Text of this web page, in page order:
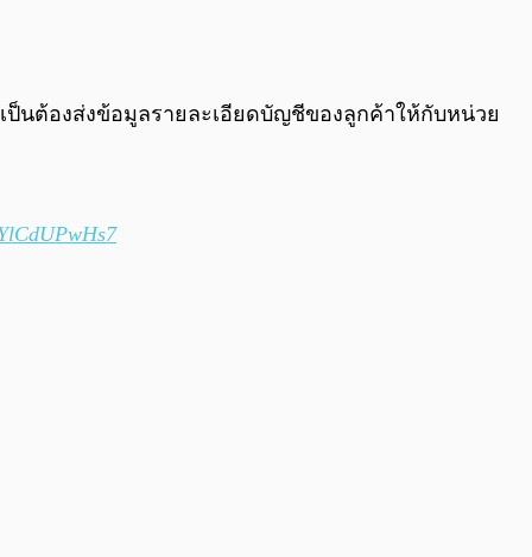
ป็นต้องส่งข้อมูลรายละเอียดบัญชีของลูกค้าให้กับหน่วย